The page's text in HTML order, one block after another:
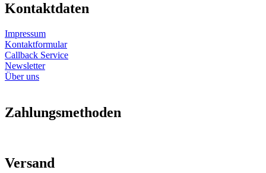
Kontaktdaten
Impressum
Kontaktformular
Callback Service
Newsletter
Über uns
Zahlungsmethoden
Versand